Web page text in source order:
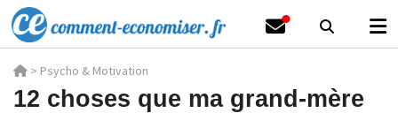
> Psycho & Motivation
12 choses que ma grand-mère